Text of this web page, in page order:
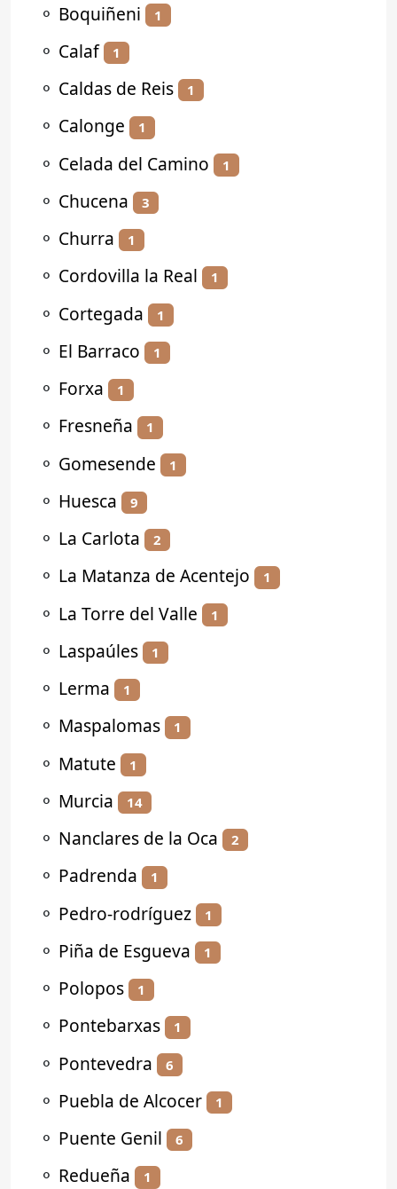
⚬ Boquiñeni 1
⚬ Calaf 1
⚬ Caldas de Reis 1
⚬ Calonge 1
⚬ Celada del Camino 1
⚬ Chucena 3
⚬ Churra 1
⚬ Cordovilla la Real 1
⚬ Cortegada 1
⚬ El Barraco 1
⚬ Forxa 1
⚬ Fresneña 1
⚬ Gomesende 1
⚬ Huesca 9
⚬ La Carlota 2
⚬ La Matanza de Acentejo 1
⚬ La Torre del Valle 1
⚬ Laspaúles 1
⚬ Lerma 1
⚬ Maspalomas 1
⚬ Matute 1
⚬ Murcia 14
⚬ Nanclares de la Oca 2
⚬ Padrenda 1
⚬ Pedro-rodríguez 1
⚬ Piña de Esgueva 1
⚬ Polopos 1
⚬ Pontebarxas 1
⚬ Pontevedra 6
⚬ Puebla de Alcocer 1
⚬ Puente Genil 6
⚬ Redueña 1